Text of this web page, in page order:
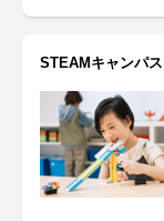
STEAMキャンパス